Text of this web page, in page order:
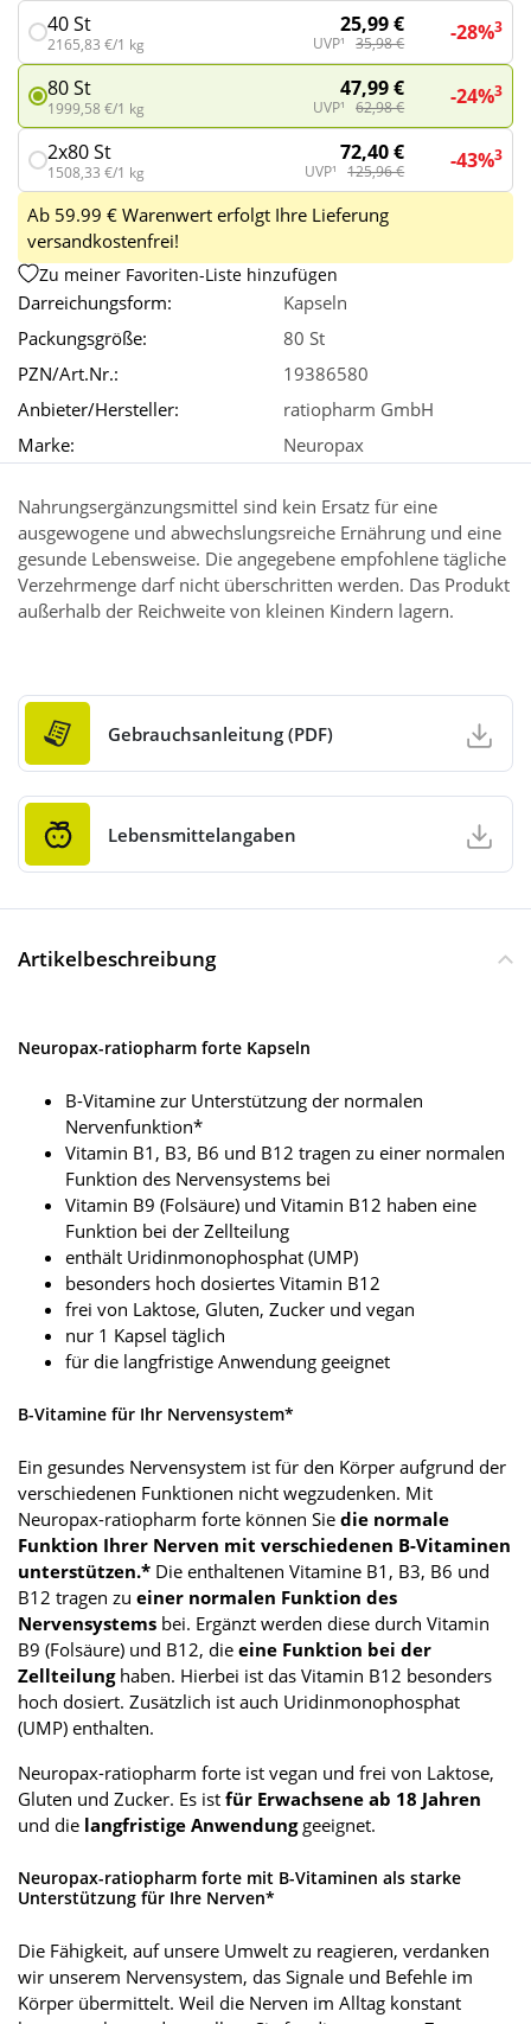
40 St
2165,83 €/1 kg
25,99 €
UVP¹ 35,98 € -28%3
80 St
1999,58 €/1 kg
47,99 €
UVP¹ 62,98 € -24%3
2x80 St
1508,33 €/1 kg
72,40 €
UVP¹ 125,96 € -43%3
Ab 59.99 € Warenwert erfolgt Ihre Lieferung
versandkostenfrei!
Zu meiner Favoriten-Liste hinzufügen
Darreichungsform:
Kapseln
Packungsgröße:
80 St
PZN/Art.Nr.:
19386580
Anbieter/Hersteller:
ratiopharm GmbH
Marke:
Neuropax
Nahrungsergänzungsmittel sind kein Ersatz für eine
ausgewogene und abwechslungsreiche Ernährung und eine
gesunde Lebensweise. Die angegebene empfohlene tägliche
Verzehrmenge darf nicht überschritten werden. Das Produkt
außerhalb der Reichweite von kleinen Kindern lagern.
Gebrauchsanleitung (PDF)
Lebensmittelangaben
Artikelbeschreibung
Neuropax-ratiopharm forte Kapseln
B-Vitamine zur Unterstützung der normalen
Nervenfunktion*
Vitamin B1, B3, B6 und B12 tragen zu einer normalen
Funktion des Nervensystems bei
Vitamin B9 (Folsäure) und Vitamin B12 haben eine
Funktion bei der Zellteilung
enthält Uridinmonophosphat (UMP)
besonders hoch dosiertes Vitamin B12
frei von Laktose, Gluten, Zucker und vegan
nur 1 Kapsel täglich
für die langfristige Anwendung geeignet
B-Vitamine für Ihr Nervensystem*
Ein gesundes Nervensystem ist für den Körper aufgrund der
verschiedenen Funktionen nicht wegzudenken. Mit
Neuropax-ratiopharm forte können Sie die normale
Funktion Ihrer Nerven mit verschiedenen B-Vitaminen
unterstützen.* Die enthaltenen Vitamine B1, B3, B6 und
B12 tragen zu einer normalen Funktion des
Nervensystems bei. Ergänzt werden diese durch Vitamin
B9 (Folsäure) und B12, die eine Funktion bei der
Zellteilunghaben. Hierbei ist das Vitamin B12 besonders
hoch dosiert. Zusätzlich ist auch Uridinmonophosphat
(UMP) enthalten.
Neuropax-ratiopharm forte ist vegan und frei von Laktose,
Gluten und Zucker. Es ist für Erwachsene ab 18 Jahren
und die langfristige Anwendung geeignet.
Neuropax-ratiopharm forte mit B-Vitaminen als starke
Unterstützung für Ihre Nerven*
Die Fähigkeit, auf unsere Umwelt zu reagieren, verdanken
wir unserem Nervensystem, das Signale und Befehle im
Körper übermittelt. Weil die Nerven im Alltag konstant